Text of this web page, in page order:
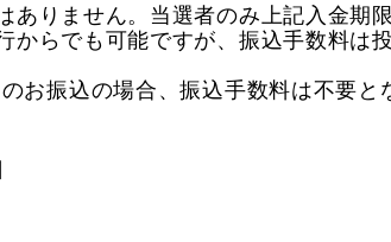
ありません。当選者のみ上記入金期
からでも可能ですが、振込手数料は
お振込の場合、振込手数料は不要と